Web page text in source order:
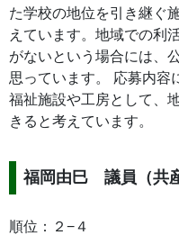
た学校の地位を引き継ぐ
えています。地域での利
がないという場合には、
思っています。 応募内容
福祉施設や工房として、
きると考えています。
福岡由巳 議員（共
順位：２−４